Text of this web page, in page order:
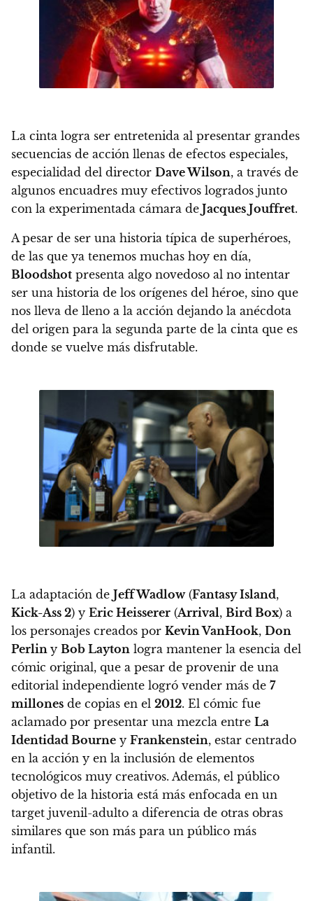
La cinta logra ser entretenida al presentar grandes
secuencias de acción llenas de efectos especiales,
especialidad del director Dave Wilson, a través de
algunos encuadres muy efectivos logrados junto
con la experimentada cámara de Jacques Jouffret.
A pesar de ser una historia típica de superhéroes,
de las que ya tenemos muchas hoy en día,
Bloodshot presenta algo novedoso al no intentar
ser una historia de los orígenes del héroe, sino que
nos lleva de lleno a la acción dejando la anécdota
del origen para la segunda parte de la cinta que es
donde se vuelve más disfrutable.
La adaptación de Jeff Wadlow(Fantasy Island,
Kick-Ass 2) y Eric Heisserer (Arrival, Bird Box) a
los personajes creados por Kevin VanHook, Don
Perlin y Bob Layton logra mantener la esencia del
cómic original, que a pesar de provenir de una
editorial independiente logró vender más de 7
millones de copias en el 2012. El cómic fue
aclamado por presentar una mezcla entre La
Identidad Bourne y Frankenstein, estar centrado
en la acción y en la inclusión de elementos
tecnológicos muy creativos. Además, el público
objetivo de la historia está más enfocada en un
target juvenil-adulto a diferencia de otras obras
similares que son más para un público más
infantil.